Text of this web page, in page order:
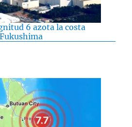
6 azota la costa